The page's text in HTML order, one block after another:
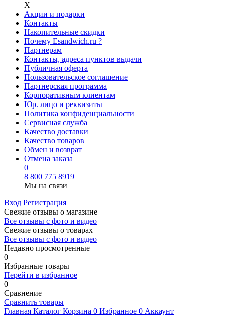
Х
Акции и подарки
Контакты
Накопительные скидки
Почему Esandwich.ru ?
Партнерам
Контакты, адреса пунктов выдачи
Публичная оферта
Пользовательское соглашение
Партнерская программа
Корпоративным клиентам
Юр. лицо и реквизиты
Политика конфиденциальности
Сервисная служба
Качество доставки
Качество товаров
Обмен и возврат
Отмена заказа
0
8 800 775 8919
Мы на связи
Вход Регистрация
Свежие отзывы о магазине
Все отзывы с фото и видео
Свежие отзывы о товарах
Все отзывы c фото и видео
Недавно просмотренные
0
Избранные товары
Перейти в избранное
0
Сравнение
Сравнить товары
Главная Каталог Корзина 0 Избранное 0 Аккаунт